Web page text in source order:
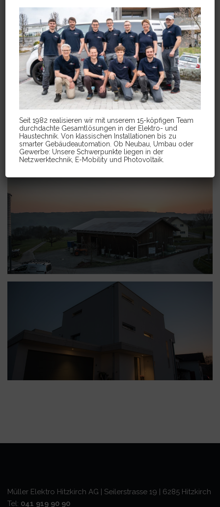
Müller Elektro Hitzkirch AG | Seilerstrasse 19 | 6285 Hitzkirch
Tel: 041 919 90 90
Seit 1982 realisieren wir mit unserem 15-köpfigen Team
durchdachte Gesamtlösungen in der Elektro- und
Haustechnik. Von klassischen Installationen bis zu
smarter Gebäudeautomation. Ob Neubau, Umbau oder
Gewerbe: Unsere Schwerpunkte liegen in der
Netzwerktechnik, E-Mobility und Photovoltaik.